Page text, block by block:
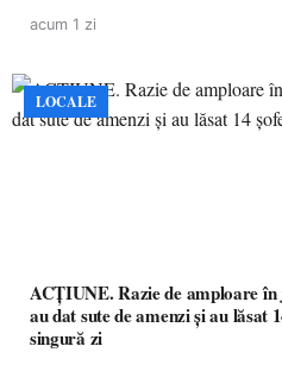
acum 1 zi
LOCALE
ACȚIUNE. Razie de amploare
au dat sute de amenzi și au
singură zi